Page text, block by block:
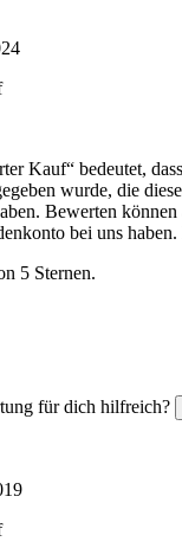
Kauf“ bedeutet,
wurde, die
Bewerten
bei uns haben.
5 Sternen.
für dich hilfreich?